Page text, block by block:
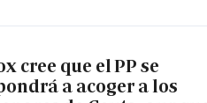
cree que el PP se
a acoger a los